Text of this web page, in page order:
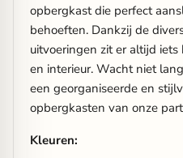
opbergkast die perfect
behoeften. Dankzij de
uitvoeringen zit er altijd
en interieur. Wacht niet
een georganiseerde en
opbergkasten van onze
Kleuren: